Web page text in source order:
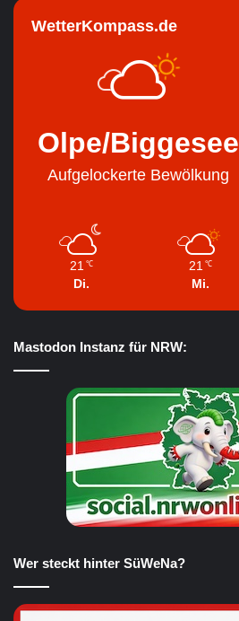
WetterKompass.de
Olpe/Biggesee
Aufgelockerte Bewölkung
21 ℃
Di.
21 ℃
Mi.
Mastodon Instanz für NRW:
Wer steckt hinter SüWeNa?